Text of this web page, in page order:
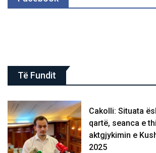
Të Fundit
Cakolli: Situata
qartë, seanca e
aktgjykimin e
2025